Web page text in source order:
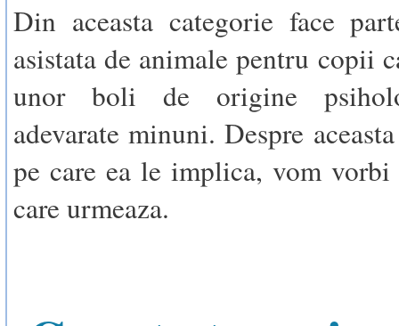
Din aceasta categorie face
asistata de animale pentru copii
unor boli de origine
adevarate minuni. Despre
pe care ea le implica, vom
care urmeaza.